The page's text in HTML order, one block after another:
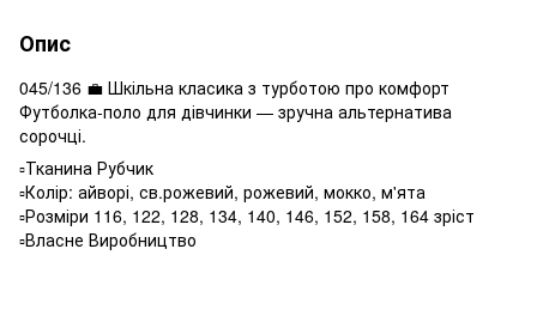
Опис
045/136 💼 Шкільна класика з турботою про комфорт
Футболка-поло для дівчинки — зручна альтернатива
сорочці.
▫️Тканина Рубчик
▫️Колір: айворі, св.рожевий, рожевий, мокко, м'ята
▫️Розміри 116, 122, 128, 134, 140, 146, 152, 158, 164 зріст
▫️Власне Виробництво